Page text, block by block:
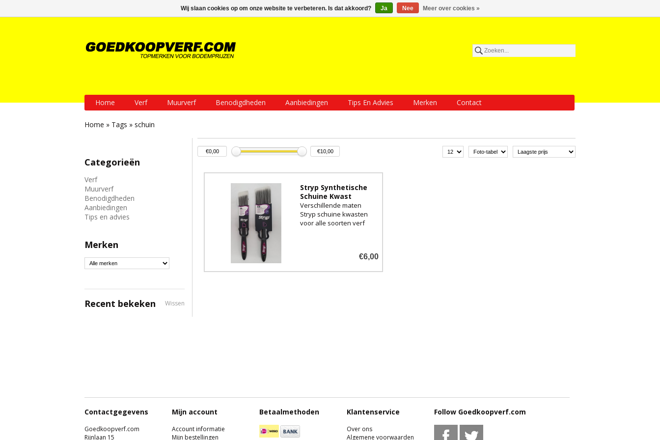
Inloggen Een account aanmaken Mijn winkelwagen €0,00
Home Verf Muurverf Benodigdheden Aanbiedingen Tips En Advies Merken Contact
Home » Tags » schuin
Categorieën
Verf
Muurverf
Benodigdheden
Aanbiedingen
Tips en advies
Merken
Recent bekeken Wissen
Stryp Synthetische
Schuine Kwast
Verschillende maten
Stryp schuine kwasten
voor alle soorten verf
€6,00
Contactgegevens
Goedkoopverf.com
Rijnlaan 15
Mijn account
Account informatie
Mijn bestellingen
Betaalmethoden Klantenservice
Over ons
Algemene voorwaarden
Follow Goedkoopverf.com
Wij slaan cookies op om onze website te verbeteren. Is dat akkoord? Ja Nee Meer over cookies »